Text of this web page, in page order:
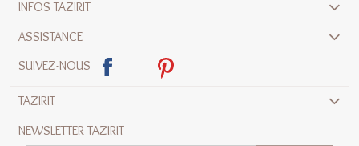
INFOS TAZIRIT
ASSISTANCE
SUIVEZ-NOUS
TAZIRIT
NEWSLETTER TAZIRIT